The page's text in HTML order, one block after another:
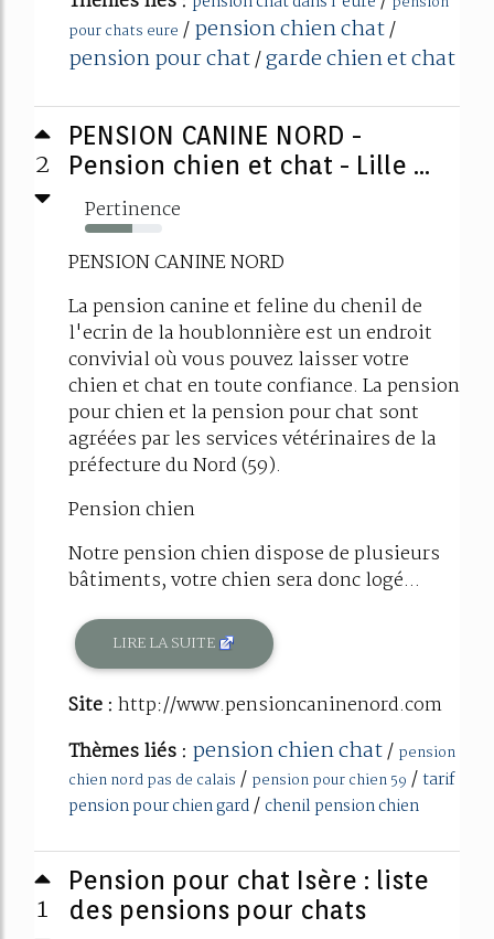
pour chats eure /pension chien chat/
pension pour chat/garde chien et chat
2
PENSION CANINE NORD -
Pension chien et chat - Lille ...
Pertinence
61%
PENSION CANINE NORD
La pension canine et feline du chenil de
l'ecrin de la houblonnière est un endroit
convivial où vous pouvez laisser votre
chien et chat en toute confiance. La pension
pour chien et la pension pour chat sont
agréées par les services vétérinaires de la
préfecture du Nord (59).
Pension chien
Notre pension chien dispose de plusieurs
bâtiments, votre chien sera donc logé...
LIRE LA SUITE
Site : http://www.pensioncaninenord.com
Thèmes liés : pension chien chat/ pension
chien nord pas de calais / pension pour chien 59 / tarif
pension pour chien gard/ chenil pension chien
1
Pension pour chat Isère : liste
des pensions pour chats